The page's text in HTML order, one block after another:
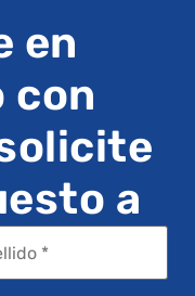
en
con
a